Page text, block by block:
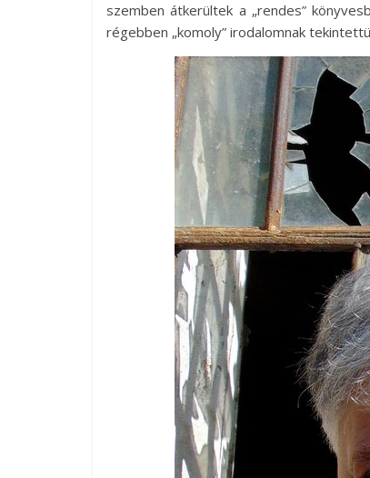
szemben átkerültek a „rendes”
régebben „komoly” irodalomnak